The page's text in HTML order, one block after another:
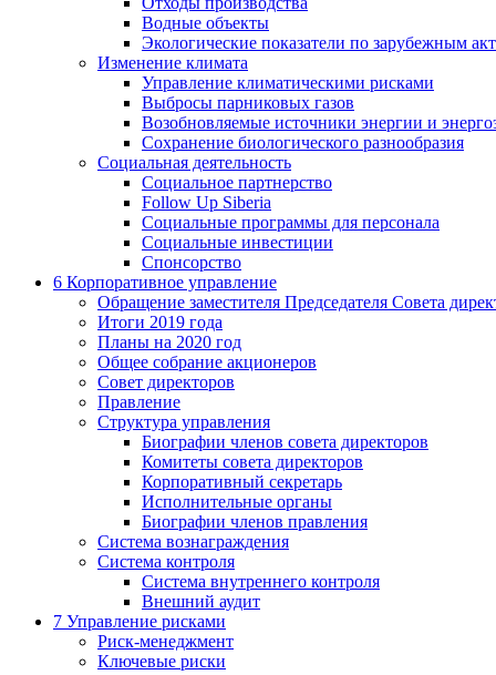
Водные объекты
Экологические показатели по зарубежным
Изменение климата
Управление климатическими рисками
Выбросы парниковых газов
Возобновляемые источники энергии и
Сохранение биологического разнообразия
Социальная деятельность
Социальное партнерство
Follow Up Siberia
Социальные программы для персонала
Социальные инвестиции
Спонсорство
6 Корпоративное управление
Обращение заместителя Председателя Совета
Итоги 2019 года
Планы на 2020 год
Общее собрание акционеров
Совет директоров
Правление
Структура управления
Биографии членов совета директоров
Комитеты совета директоров
Корпоративный секретарь
Исполнительные органы
Биографии членов правления
Система вознаграждения
Система контроля
Система внутреннего контроля
Внешний аудит
7 Управление рисками
Риск-менеджмент
Ключевые риски